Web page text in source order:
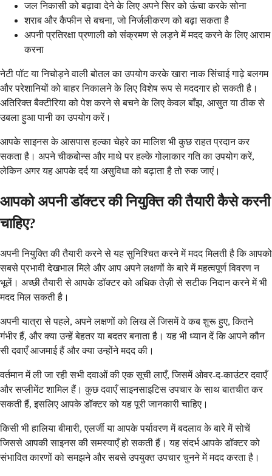
जल निकासी को बढ़ावा देने के लिए अपने सिर को ऊंचा करके सोना
शराब और कैफीन से बचना, जो निर्जलीकरण को बढ़ा सकता है
अपनी प्रतिरक्षा प्रणाली को संक्रमण से लड़ने में मदद करने के लिए आराम
करना
नेटी पॉट या निचोड़ने वाली बोतल का उपयोग करके खारा नाक सिंचाई गाढ़े बलगम
और परेशानियों को बाहर निकालने के लिए विशेष रूप से मददगार हो सकती है।
अतिरिक्त बैक्टीरिया को पेश करने से बचने के लिए केवल बाँझ, आसुत या ठीक से
उबला हुआ पानी का उपयोग करें।
आपके साइनस के आसपास हल्का चेहरे का मालिश भी कुछ राहत प्रदान कर
सकता है। अपने चीकबोन्स और माथे पर हल्के गोलाकार गति का उपयोग करें,
लेकिन अगर यह आपके दर्द या असुविधा को बढ़ाता है तो रुक जाएं।
आपको अपनी डॉक्टर की नियुक्ति की तैयारी कैसे करनी
चाहिए?
अपनी नियुक्ति की तैयारी करने से यह सुनिश्चित करने में मदद मिलती है कि आपको
सबसे प्रभावी देखभाल मिले और आप अपने लक्षणों के बारे में महत्वपूर्ण विवरण न
भूलें। अच्छी तैयारी से आपके डॉक्टर को अधिक तेज़ी से सटीक निदान करने में भी
मदद मिल सकती है।
अपनी यात्रा से पहले, अपने लक्षणों को लिख लें जिसमें वे कब शुरू हुए, कितने
गंभीर हैं, और क्या उन्हें बेहतर या बदतर बनाता है। यह भी ध्यान दें कि आपने कौन
सी दवाएँ आजमाई हैं और क्या उन्होंने मदद की।
वर्तमान में ली जा रही सभी दवाओं की एक सूची लाएँ, जिसमें ओवर-द-काउंटर दवाएँ
और सप्लीमेंट शामिल हैं। कुछ दवाएँ साइनसाइटिस उपचार के साथ बातचीत कर
सकती हैं, इसलिए आपके डॉक्टर को यह पूरी जानकारी चाहिए।
किसी भी हालिया बीमारी, एलर्जी या आपके पर्यावरण में बदलाव के बारे में सोचें
जिससे आपकी साइनस की समस्याएँ हो सकती हैं। यह संदर्भ आपके डॉक्टर को
संभावित कारणों को समझने और सबसे उपयुक्त उपचार चुनने में मदद करता है।